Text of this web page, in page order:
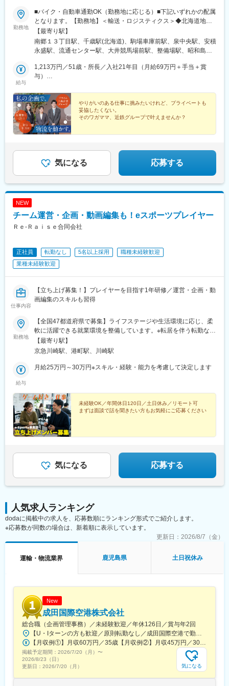
ます。
しっかりサポートいたしますので、ご安心ください！
■働き方について
・年間休日130日（土日祝）、残業約30h程度、在宅勤務制度一部
利用可能と、ワークライフバランスの整った働き方の実現が可能
です。
・工事の計画もある程度決まっているため、突発的な対応は少な
・夜勤：
ごく一部の部署では夜勤が多いケースもありますが、通常は年に
５～10回程度と少なめになります。
・転勤：
転勤は可能性がありますが、子供が生まれて3年間は転勤なし。な
西日本エリアの出張は発生することがございますが、1回あたり１
～日程度のものになります。
変更の範囲：会社の定める業務
勤務地
■バイク・自動車通勤OK（勤務地に応じる）■下記いずれかの配属
となります。【勤務地】＜輸送・ロジスティクス＞◆北海道地域
北海道札幌市、千歳市、函館市◆東北地域宮城県仙台市福島県郡
山市◆関東地域東京都品川区、大田区、国立市埼玉県戸田市、加
須市栃木県宇都宮市群馬県高崎市千葉県流山市、市川市、山武郡
部地域静岡県静岡市愛知県北名古屋市、小牧市三重県三重郡川越
町、四日市市◆関西・中国地域大阪府大阪市滋賀県湖南市京都府
熊本県上益城郡益城長崎県長崎市鹿児島県霧島市大分県大分市
【受動喫煙対策】敷地内喫煙可能場所あり★将来的に転勤の可能
性もあります。全国各地に拠点を展開する近鉄グループだからこ
そ、様々な地域のお客様や物流現場を経験できるチャンスと言え
るでしょう。新しい土地での出会いや多様なビジネスに触れるこ
がります！
【最寄り駅】
南郷１３丁目駅、千歳駅(北海道)、駒場車庫前駅、泉中央駅、安積
永盛駅、流通センター駅、大井競馬場前駅、整備場駅、昭和島
俣新町駅、芝山千代田駅、谷保駅、小井川駅、甲斐住吉駅、東門
前駅、本厚木駅、春日町駅、西春駅、石仏駅、川越富洲原駅、暁
駅、苅藻駅、井口駅(広島県)、東比恵駅、肥後大津駅、現川駅、中
福良駅、大分駅、穴守稲荷駅、天空橋駅
給与
1,213万円／51歳・所長／入社21年目（月給69万円＋手当＋賞
与）
与）
やりがいのある仕事に挑みたいけれど、プライベートも
妥協したくない。
そのワガママ、近鉄グループで叶えませんか？
★住宅手当
☆退職金制度
気になる 応募する
NEW
チーム運営・企画・動画編集も！eスポーツプレイヤー
Ｒｅ‐Ｒａｉｓｅ合同会社
正社員 転勤なし 5名以上採用
職種未経験歓迎
業種未経験歓迎
仕事内容
【立ち上げ募集！】プレイヤーを目指す1年研修／運営・企画・動
画編集のスキルも習得
勤務地
【全国47都道府県で募集】ライフステージや生活環境に応じ、柔
軟に活躍できる就業環境を整備しています。※転居を伴う転勤なし
※リモートOK《本社》神奈川県川崎市川崎区宮本町8-29 アルコー
ド川崎1302※受動喫煙対策：あり
【最寄り駅】
京急川崎駅、港町駅、川崎駅
給与
月給25万円～30万円※スキル・経験・能力を考慮して決定します
未経験OK／年間休日120日／土日休み／リモート可
まずは面談で話を聞きたい方もお気軽にご応募ください
気になる 応募する
人気求人ランキング
dodaに掲載中の求人を、応募数順にランキング形式でご紹介します。
※応募数が同数の場合は、新着順に表示しています。
更新日： 2026/8/7（金）
運輸・物流業界 鹿児島県 土日祝休み
New
成田国際空港株式会社
総合職（企画管理事務）／未経験歓迎／年休126日／賞与年2回
掲載予定期間： 2026/7/20（月） 〜
2026/8/23（日）
更新日： 2026/7/20（月） 気になる